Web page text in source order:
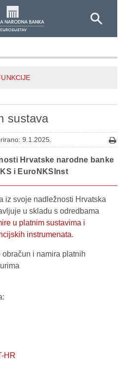
sustava
9.1.2025.
Hrvatske narodne banke
i EuroNKSInst
iz svoje nadležnosti Hrvatska
u skladu s odredbama
u platnim sustavima i
instrumenata.
i namira platnih
HR